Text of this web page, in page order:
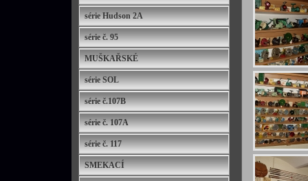
série Hudson 2A
série č. 95
MUŠKAŘSKÉ
série SOL
série č.107B
série č. 107A
série č. 117
SMEKACÍ